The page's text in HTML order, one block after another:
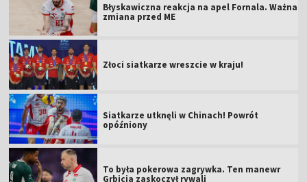
Błyskawiczna reakcja na apel Fornala. Ważna
zmiana przed ME
Złoci siatkarze wreszcie w kraju!
Siatkarze utknęli w Chinach! Powrót
opóźniony
To była pokerowa zagrywka. Ten manewr
Grbicia zaskoczył rywali